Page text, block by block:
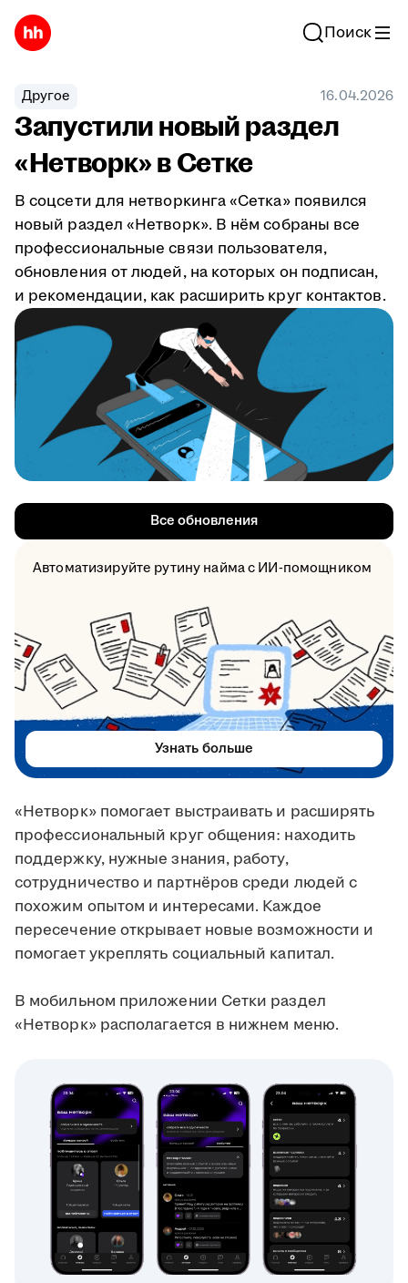
Поиск
Другое 16.04.2026
Запустили новый раздел
«Нетворк» в Сетке
В соцсети для нетворкинга «Сетка» появился
новый раздел «Нетворк». В нём собраны все
профессиональные связи пользователя,
обновления от людей, на которых он подписан,
и рекомендации, как расширить круг контактов.
«Нетворк» помогает выстраивать и расширять
профессиональный круг общения: находить
поддержку, нужные знания, работу,
сотрудничество и партнёров среди людей с
похожим опытом и интересами. Каждое
пересечение открывает новые возможности и
помогает укреплять социальный капитал.
В мобильном приложении Сетки раздел
«Нетворк» располагается в нижнем меню.
Все обновления
Автоматизируйте рутину найма с ИИ-помощником
Узнать больше